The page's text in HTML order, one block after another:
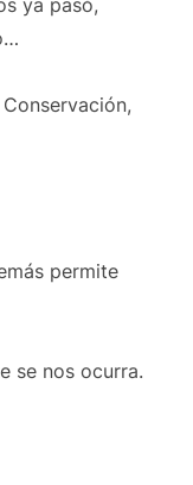
ya pasó,
permite
se nos ocurra.